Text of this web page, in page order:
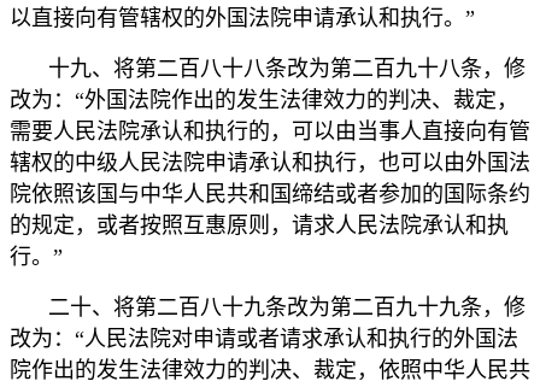
以直接向有管辖权的外国法院申请承认和执行。”
十九、将第二百八十八条改为第二百九十八条，修
改为：“外国法院作出的发生法律效力的判决、裁定，
需要人民法院承认和执行的，可以由当事人直接向有管
辖权的中级人民法院申请承认和执行，也可以由外国法
院依照该国与中华人民共和国缔结或者参加的国际条约
的规定，或者按照互惠原则，请求人民法院承认和执
行。”
二十、将第二百八十九条改为第二百九十九条，修
改为：“人民法院对申请或者请求承认和执行的外国法
院作出的发生法律效力的判决、裁定，依照中华人民共